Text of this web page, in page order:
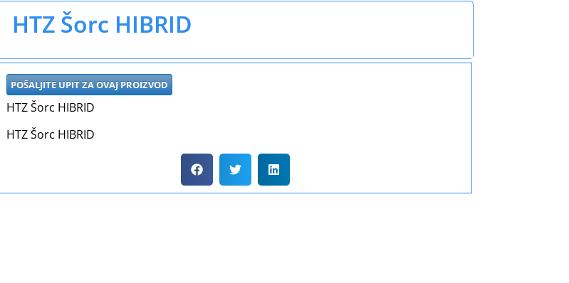
HTZ Šorc HIBRID
POŠALJITE UPIT ZA OVAJ PROIZVOD
HTZ Šorc HIBRID
HTZ Šorc HIBRID